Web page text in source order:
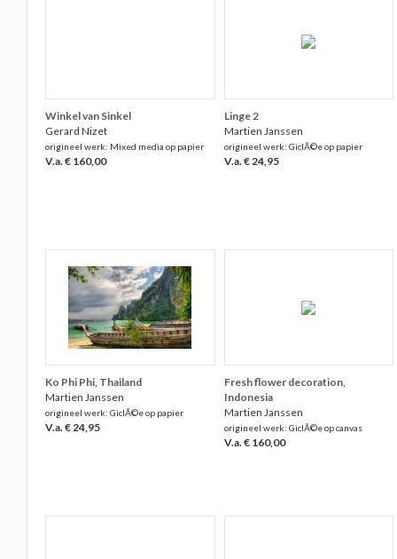
Winkel van Sinkel
Gerard Nizet
origineel werk: Mixed media op papier
V.a. € 160,00
Linge 2
Martien Janssen
origineel werk: GiclÃ©e op papier
V.a. € 24,95
Ko Phi Phi, Thailand
Martien Janssen
origineel werk: GiclÃ©e op papier
V.a. € 24,95
Fresh flower decoration,
Indonesia
Martien Janssen
origineel werk: GiclÃ©e op canvas
V.a. € 160,00